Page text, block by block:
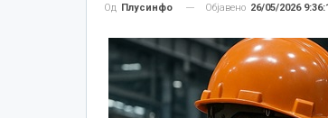
Од Плусинфо Објавено 26/05/2026